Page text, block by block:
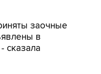
заочные
в
сказала